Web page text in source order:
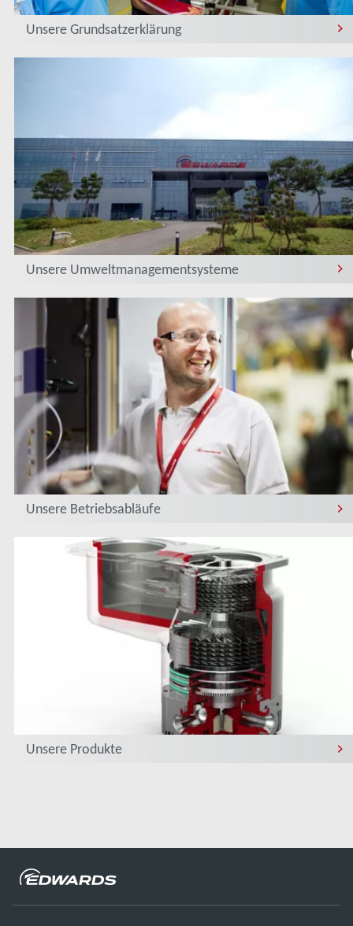
Unsere Grundsatzerklärung
Unsere Umweltmanagementsysteme
Unsere Betriebsabläufe
Unsere Produkte